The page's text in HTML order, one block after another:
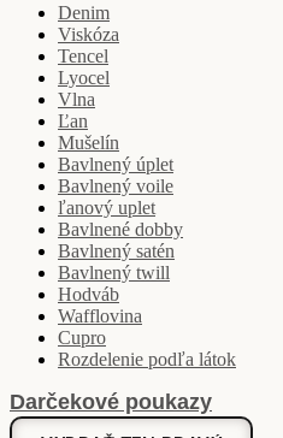
Denim
Viskóza
Tencel
Lyocel
Vlna
Ľan
Mušelín
Bavlnený úplet
Bavlnený voile
ľanový uplet
Bavlnené dobby
Bavlnený satén
Bavlnený twill
Hodváb
Wafflovina
Cupro
Rozdelenie podľa látok
Darčekové poukazy